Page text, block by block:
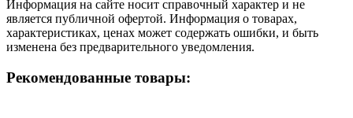
Информация на сайте носит справочный характер и не
является публичной офертой. Информация о товарах,
характеристиках, ценах может содержать ошибки, и быть
изменена без предварительного уведомления.
Рекомендованные товары: